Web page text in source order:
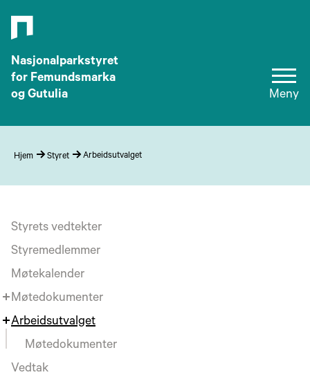
Nasjonalparkstyret
for Femundsmarka
og Gutulia
Meny
Hjem Styret Arbeidsutvalget
Styrets vedtekter
Styremedlemmer
Møtekalender
Møtedokumenter
Arbeidsutvalget
Møtedokumenter
Vedtak